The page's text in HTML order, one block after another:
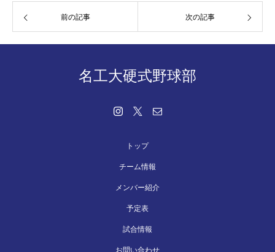
前の記事 次の記事
名工大硬式野球部
トップ
チーム情報
メンバー紹介
予定表
試合情報
お問い合わせ